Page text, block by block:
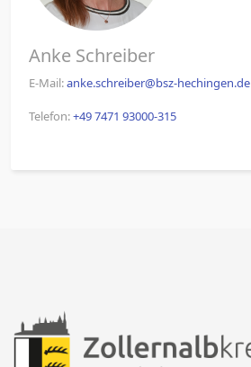
Anke Schreiber
E-Mail:anke.schreiber@bsz-hechingen.de
Telefon:+49 7471 93000-315